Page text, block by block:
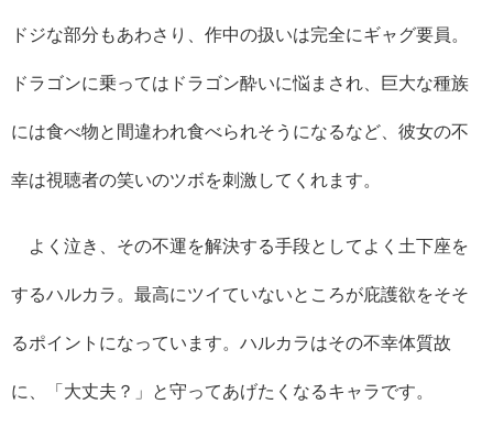
ドジな部分もあわさり、作中の扱いは完全にギャグ要員。
ドラゴンに乗ってはドラゴン酔いに悩まされ、巨大な種族
には食べ物と間違われ食べられそうになるなど、彼女の不
幸は視聴者の笑いのツボを刺激してくれます。
よく泣き、その不運を解決する手段としてよく土下座を
するハルカラ。最高にツイていないところが庇護欲をそそ
るポイントになっています。ハルカラはその不幸体質故
に、「大丈夫？」と守ってあげたくなるキャラです。